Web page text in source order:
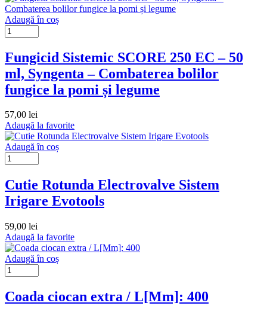
Adaugă în coș
Fungicid Sistemic SCORE 250 EC – 50
ml, Syngenta – Combaterea bolilor
fungice la pomi și legume
57,00 lei
Adaugă la favorite
Adaugă în coș
Cutie Rotunda Electrovalve Sistem
Irigare Evotools
59,00 lei
Adaugă la favorite
Adaugă în coș
Coada ciocan extra / L[Mm]: 400